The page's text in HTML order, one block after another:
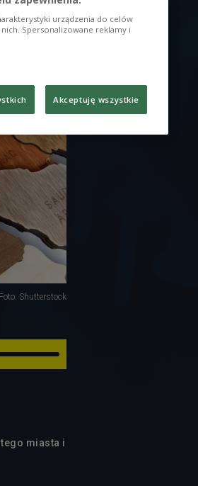
Foto: Shutterstock
miasta i
urządzenia do celów
Spersonalizowane reklamy i
Akceptuję wszystkie